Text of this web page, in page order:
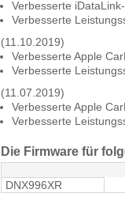
Verbesserte
Verbesserte
(11.10.2019)
Verbesserte Apple
Verbesserte
(11.07.2019)
Verbesserte Apple
Verbesserte
Die Firmware für
DNX996XR